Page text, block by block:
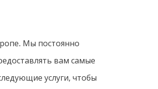
Мы постоянно
вам самые
услуги, чтобы